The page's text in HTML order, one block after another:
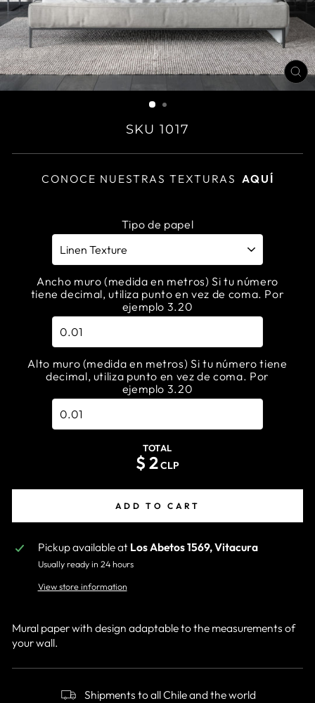
SKU 1017
CONOCE NUESTRAS TEXTURAS AQUÍ
Tipo de papel
Ancho muro (medida en metros) Si tu número
tiene decimal, utiliza punto en vez de coma. Por
ejemplo 3.20
Alto muro (medida en metros) Si tu número tiene
decimal, utiliza punto en vez de coma. Por
ejemplo 3.20
TOTAL
$ 2CLP
ADD TO CART
Pickup available at Los Abetos 1569, Vitacura
Usually ready in 24 hours
View store information
Mural paper with design adaptable to the measurements of
your wall.
Shipments to all Chile and the world